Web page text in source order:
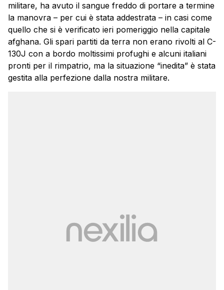
militare, ha avuto il sangue freddo di portare a termine
la manovra – per cui è stata addestrata – in casi come
quello che si è verificato ieri pomeriggio nella capitale
afghana. Gli spari partiti da terra non erano rivolti al C-
130J con a bordo moltissimi profughi e alcuni italiani
pronti per il rimpatrio, ma la situazione “inedita” è stata
gestita alla perfezione dalla nostra militare.